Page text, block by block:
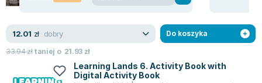
Joseph Murphy
Jan Sztaudynger
Aleksander Puszkin
Oscar Wilde
Małgorzata Ohme
Nowa
12.01 zł dobry
33.94złtaniej o 21.93 zł
Do koszyka
Learning Lands 6. Activity Book with
Digital Activity Book